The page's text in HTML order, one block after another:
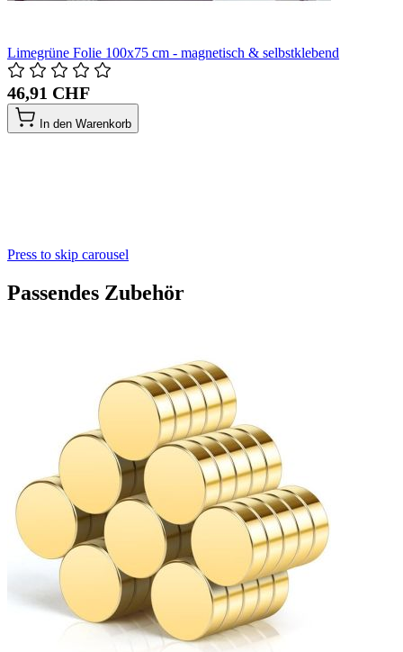
Limegrüne Folie 100x75 cm - magnetisch & selbstklebend
46,91 CHF
In den Warenkorb
Press to skip carousel
Passendes Zubehör